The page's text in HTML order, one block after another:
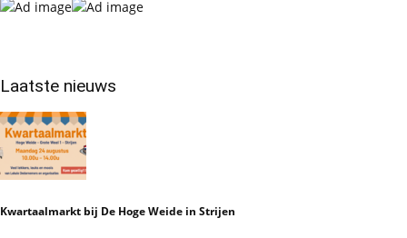
Laatste nieuws
Kwartaalmarkt bij De Hoge Weide in Strijen